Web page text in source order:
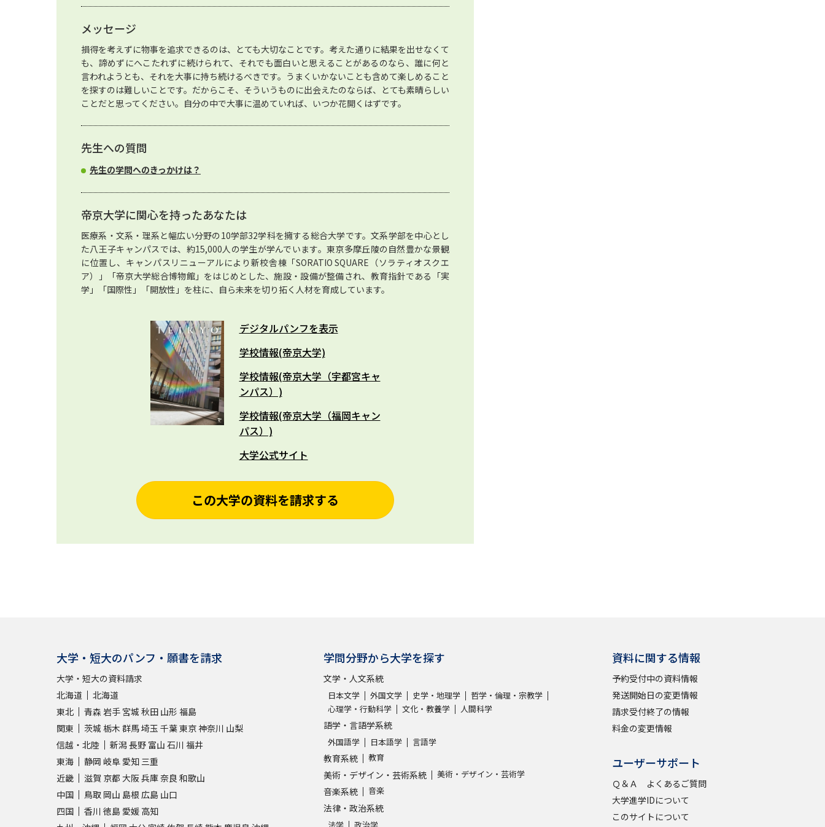
メッセージ
損得を考えずに物事を追求できるのは、とても大切なことです。考えた通りに結果を出せなくて
も、諦めずにへこたれずに続けられて、それでも面白いと思えることがあるのなら、誰に何と
言われようとも、それを大事に持ち続けるべきです。うまくいかないことも含めて楽しめること
を探すのは難しいことです。だからこそ、そういうものに出会えたのならば、とても素晴らしい
ことだと思ってください。自分の中で大事に温めていれば、いつか花開くはずです。
先生への質問
先生の学問へのきっかけは？
帝京大学に関心を持ったあなたは
医療系・文系・理系と幅広い分野の10学部32学科を擁する総合大学です。文系学部を中心とし
た八王子キャンパスでは、約15,000人の学生が学んでいます。東京多摩丘陵の自然豊かな景観
に位置し、キャンパスリニューアルにより新校舎棟「SORATIO SQUARE（ソラティオスクエ
ア）」「帝京大学総合博物館」をはじめとした、施設・設備が整備され、教育指針である「実
学」「国際性」「開放性」を柱に、自ら未来を切り拓く人材を育成しています。
デジタルパンフを表示
学校情報(帝京大学)
学校情報(帝京大学（宇都宮キャ
ンパス）)
学校情報(帝京大学（福岡キャン
パス）)
大学公式サイト
この大学の資料を請求する
大学・短大のパンフ・願書を請求
大学・短大の資料請求
北海道
北海道
東北
青森 岩手 宮城 秋田 山形 福島
関東
茨城 栃木 群馬埼玉 千葉東京神奈川 山梨
信越・北陸
新潟長野 富山 石川 福井
東海
静岡 岐阜 愛知 三重
近畿
滋賀 京都 大阪兵庫奈良 和歌山
中国
鳥取 岡山 島根 広島 山口
四国
香川 徳島 愛媛 高知
学問分野から大学を探す
文学・人文系統
日本文学 外国文学 史学・地理学
哲学・倫理・宗教学
心理学・行動科学
文化・教養学 人間科学
語学・言語学系統
外国語学 日本語学 言語学
教育系統 教育
美術・デザイン・芸術系統 美術・デザイン・芸術学
音楽系統 音楽
法律・政治系統
資料に関する情報
予約受付中の資料情報
発送開始日の変更情報
請求受付終了の情報
料金の変更情報
ユーザーサポート
Ｑ＆Ａ よくあるご質問
大学進学IDについて
このサイトについて